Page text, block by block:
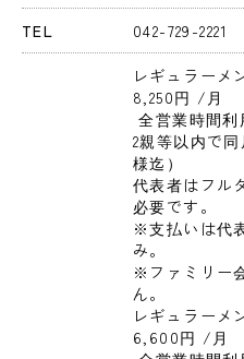
TEL 042-729-2221
レギュラーメ
8,250円 /月
全営業時間利用可能
2親等以内で
様迄）
代表者はフル
必要です。
※支払いは代
み。
※ファミリー
ん。
レギュラーメ
6,600円 /月